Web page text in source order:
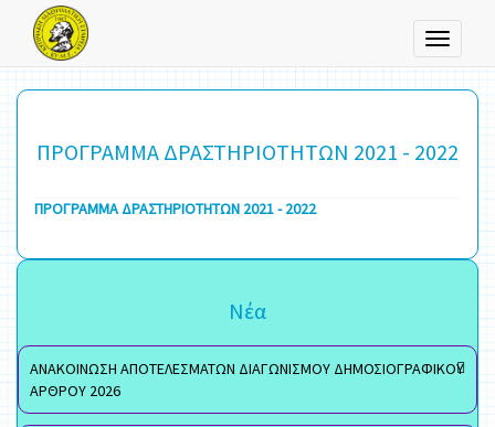
Toggle
ΠΡΟΓΡΑΜΜΑ ΔΡΑΣΤΗΡΙΟΤΗΤΩΝ 2021 - 2022
ΠΡΟΓΡΑΜΜΑ ΔΡΑΣΤΗΡΙΟΤΗΤΩΝ 2021 - 2022
Νέα
ΑΝΑΚΟΙΝΩΣΗ ΑΠΟΤΕΛΕΣΜΑΤΩΝ ΔΙΑΓΩΝΙΣΜΟΥ ΔΗΜΟΣΙΟΓΡΑΦΙΚΟΥ
ΑΡΘΡΟΥ 2026